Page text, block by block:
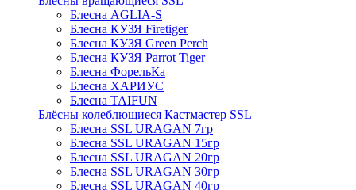
Блесна AGLIA-S
Блесна КУЗЯ Firetiger
Блесна КУЗЯ Green Perch
Блесна КУЗЯ Parrot Tiger
Блесна ФорельКа
Блесна ХАРИУС
Блесна TAIFUN
Блёсны колеблющиеся Кастмастер SSL
Блесна SSL URAGAN 7гр
Блесна SSL URAGAN 15гр
Блесна SSL URAGAN 20гр
Блесна SSL URAGAN 30гр
Блесна SSL URAGAN 40гр